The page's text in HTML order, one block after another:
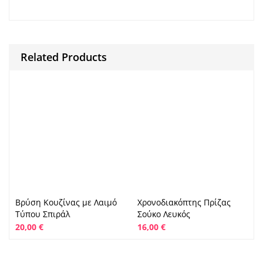
Related Products
Βρύση Κουζίνας με Λαιμό
Τύπου Σπιράλ
20,00 €
Χρονοδιακόπτης Πρίζας
Σούκο Λευκός
16,00 €